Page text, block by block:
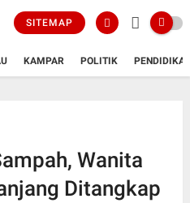
SITEMAP
KAMPAR POLITIK
Wanita
Ditangkap